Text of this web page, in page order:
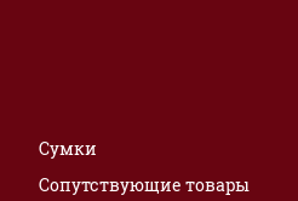
Сумки
Сопутствующие товары